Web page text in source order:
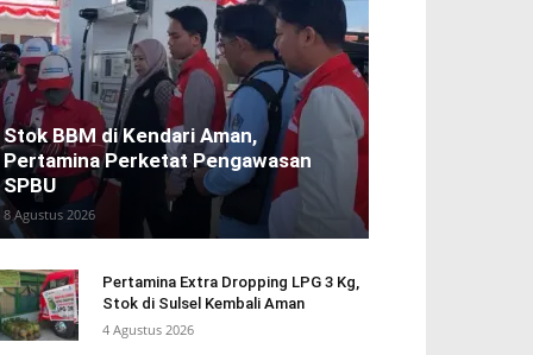
Stok BBM di Kendari Aman,
Pertamina Perketat Pengawasan
SPBU
8 Agustus 2026
Pertamina Extra Dropping LPG 3 Kg,
Stok di Sulsel Kembali Aman
4 Agustus 2026